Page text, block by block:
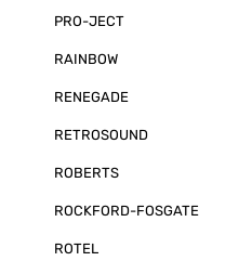
PRO-JECT
RAINBOW
RENEGADE
RETROSOUND
ROBERTS
ROCKFORD-FOSGATE
ROTEL